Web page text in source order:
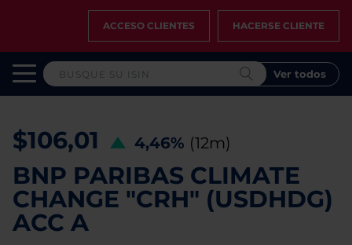
ACCESO CLIENTES HACERSE CLIENTE
Ver todos
$106,01 4,46% (12m)
BNP PARIBAS CLIMATE
CHANGE "CRH" (USDHDG)
ACC A